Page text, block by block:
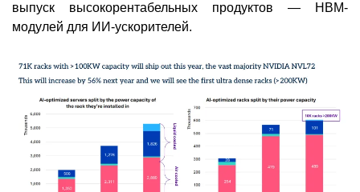
выпуск высокорентабельных продуктов — HBM-
модулей для ИИ-ускорителей.